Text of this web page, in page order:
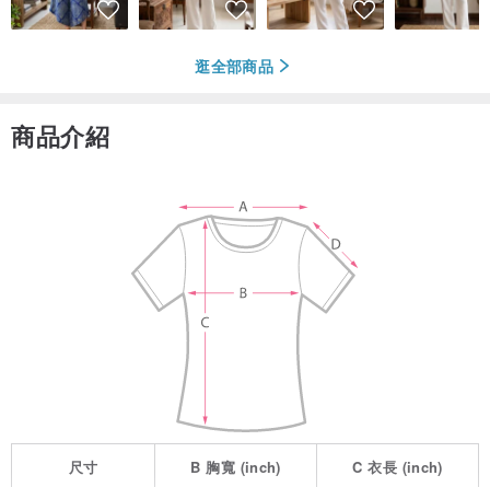
逛全部商品
商品介紹
尺寸 B 胸寬 (inch) C衣長 (inch)